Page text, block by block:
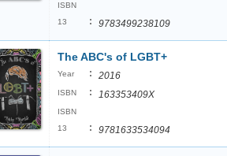
ISBN
13
: 9783499238109
The ABC's of LGBT+
Year : 2016
ISBN : 163353409X
ISBN
13
: 9781633534094